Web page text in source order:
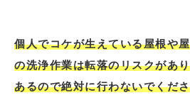
個人でコケが生えている屋根や
の洗浄作業は転落のリスクがあ
あるので絶対に行わないでくだ